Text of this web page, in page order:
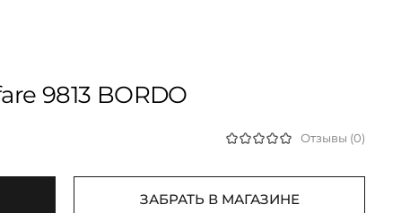
9813 BORDO
Отзывы (0)
ЗАБРАТЬ В МАГАЗИНЕ